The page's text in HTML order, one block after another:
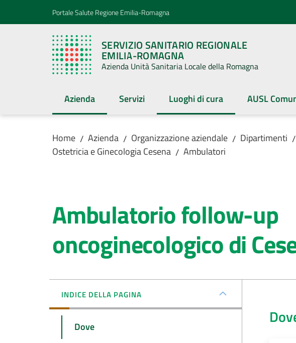
Vai al contenuto
Vai alla navigazionePortale Salute Regione Emilia-Romagna
SERVIZIO SANITARIO REGIONALE
EMILIA-ROMAGNA
Azienda Unità Sanitaria Locale della Romagna
Azienda
Menu selezionatoServizi Luoghi di cura
Menu selezionato AUSL
Home / Azienda / Organizzazione aziendale / Dipartimenti /
Ostetricia e Ginecologia Cesena / Ambulatori
Ambulatorio follow-up
oncoginecologico di
INDICE DELLA PAGINA
Dove